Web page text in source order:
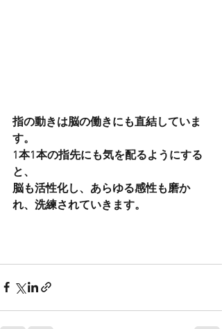
指の動きは脳の働きにも直結していま
す。
1本1本の指先にも気を配るようにする
と、
脳も活性化し、あらゆる感性も磨か
れ、洗練されていきます。